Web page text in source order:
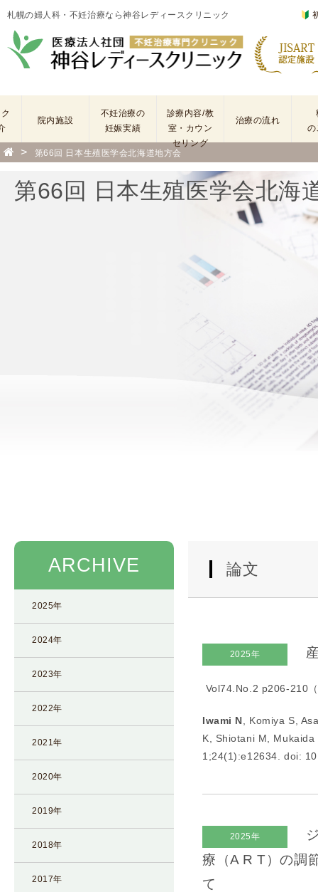
札幌の婦人科・不妊治療なら神谷レディースクリニック
院内施設
不妊治療の
妊娠実績
診療内容/教
室・カウン
セリング
治療の流れ
本
検
査
手
し
て
人
授
I
I
生
殖
補
医
（
A
R
の
治
療
生
殖
補
> 第66回 日本生殖医学会北海道地方会
第66回 日本生殖医学会北海
ARCHIVE
2025年
2024年
2023年
2022年
2021年
2020年
2019年
2018年
2017年
論文
2025年
Vol74.No.2 p206-210
Iwami N , Komiya S,
K, Shiotani M,
1;24(1):e12634. doi:
2025年
療（A R T）の調
て